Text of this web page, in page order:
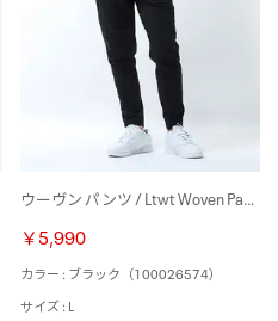
ウーヴン パンツ / Ltwt Woven Pant（ブラック）
￥5,990
カラー : ブラック（100026574）
サイズ : L